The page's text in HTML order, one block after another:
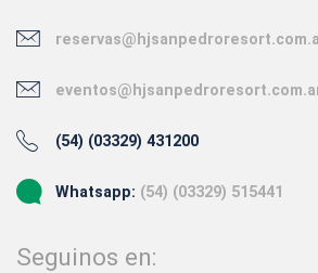
(54) (03329) 431200
Whatsapp: (54) (03329) 515441
Seguinos en: